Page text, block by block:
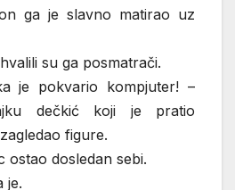
ga je slavno matirao uz
su ga posmatrači.
je pokvario kompjuter! –
dečkić koji je pratio
figure.
ostao dosledan sebi.
je.